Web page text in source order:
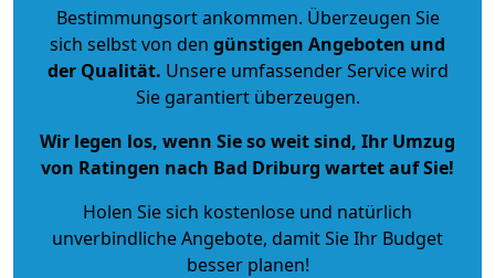
Bestimmungsort ankommen. Überzeugen Sie
sich selbst von den günstigen Angeboten und
der Qualität. Unsere umfassender Service wird
Sie garantiert überzeugen.
Wir legen los, wenn Sie so weit sind, Ihr Umzug
von Ratingen nach Bad Driburg wartet auf Sie!
Holen Sie sich kostenlose und natürlich
unverbindliche Angebote, damit Sie Ihr Budget
besser planen!